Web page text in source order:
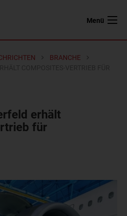
Menü
BRANCHE
erhält
für